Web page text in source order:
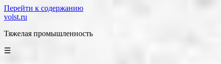
Перейти к содержанию
volst.ru
Тяжелая промышленность
☰